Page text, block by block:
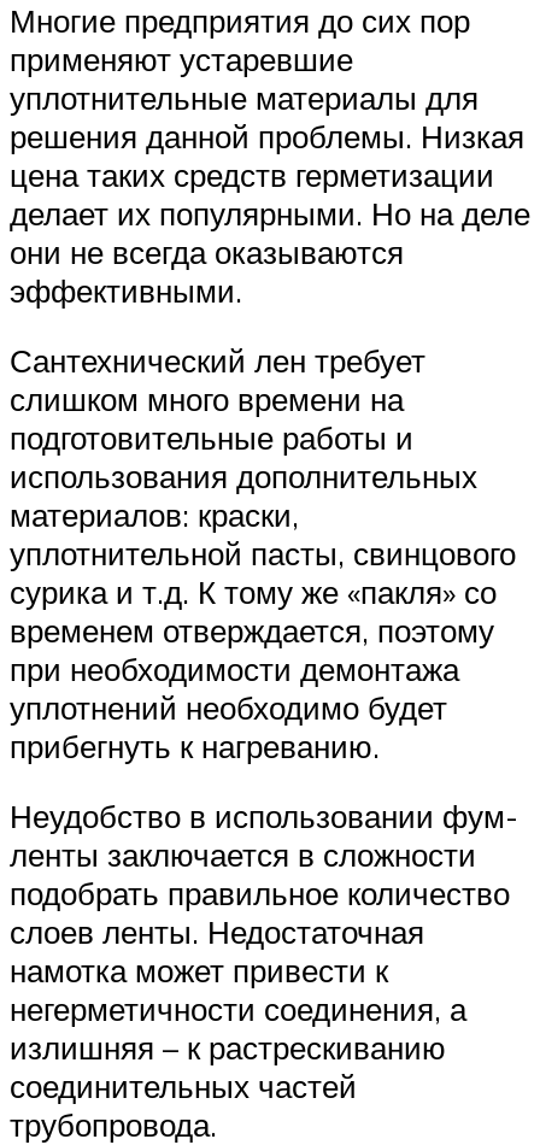
Многие предприятия до сих пор
применяют устаревшие
уплотнительные материалы для
решения данной проблемы. Низкая
цена таких средств герметизации
делает их популярными. Но на деле
они не всегда оказываются
эффективными.
Сантехнический лен требует
слишком много времени на
подготовительные работы и
использования дополнительных
материалов: краски,
уплотнительной пасты, свинцового
сурика и т.д. К тому же «пакля» со
временем отверждается, поэтому
при необходимости демонтажа
уплотнений необходимо будет
прибегнуть к нагреванию.
Неудобство в использовании фум-
ленты заключается в сложности
подобрать правильное количество
слоев ленты. Недостаточная
намотка может привести к
негерметичности соединения, а
излишняя – к растрескиванию
соединительных частей
трубопровода.